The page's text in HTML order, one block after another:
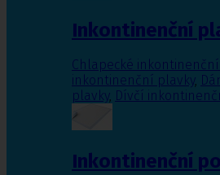
Inkontinenční
Chlapecké
inkontinenční plavky,
plavky, Dívčí
Inkontinenční